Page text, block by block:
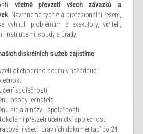
včetně převzetí všech závazků a
. Navrhneme rychlé a profesionální řešení,
vyhnuli problémům s exekutory, věřiteli,
institucemi, soudy a úřady.
diskrétních služeb zajistíme:
obchodního podílu v nežádoucí
společnosti,
osoby jednatele,
sídla a názvu společnosti,
převzetí účetnictví společnosti,
všech právních dokumentací do 24